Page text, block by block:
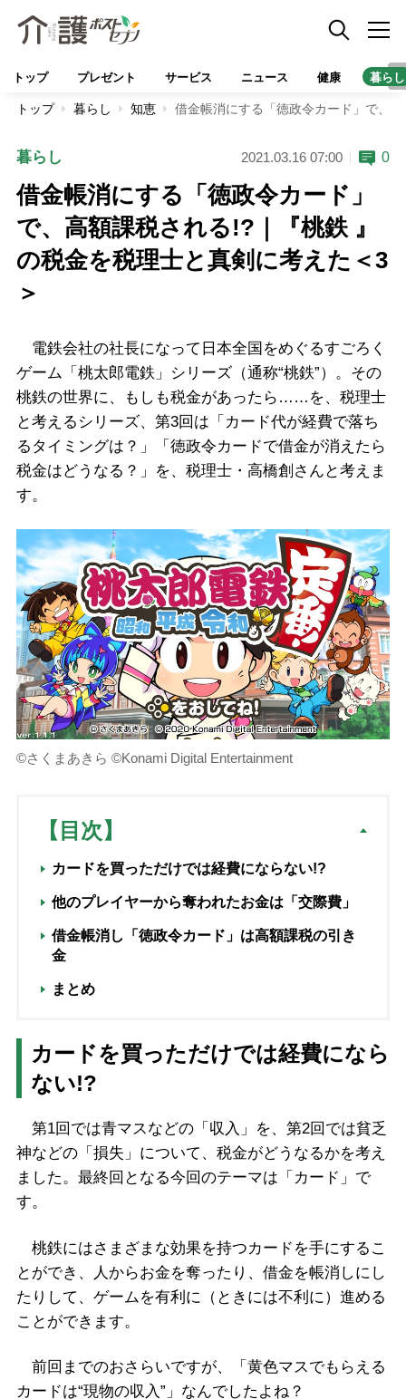
トップ プレゼント サービス ニュース 健康 暮らし
トップ 暮らし 知恵 借金帳消にする「徳政令カード」で、
暮らし 2021.03.16 07:00 0
借金帳消にする「徳政令カード」
で、高額課税される!?｜『桃鉄 』
の税金を税理士と真剣に考えた＜3
＞
電鉄会社の社長になって日本全国をめぐるすごろく
ゲーム「桃太郎電鉄」シリーズ（通称“桃鉄”）。その
桃鉄の世界に、もしも税金があったら……を、税理士
と考えるシリーズ、第3回は「カード代が経費で落ち
るタイミングは？」「徳政令カードで借金が消えたら
税金はどうなる？」を、税理士・高橋創さんと考えま
す。
©さくまあきら ©Konami Digital Entertainment
【目次】
カードを買っただけでは経費にならない!?
他のプレイヤーから奪われたお金は「交際費」
借金帳消し「徳政令カード」は高額課税の引き
金
まとめ
カードを買っただけでは経費になら
ない!?
第1回では青マスなどの「収入」を、第2回では貧乏
神などの「損失」について、税金がどうなるかを考え
ました。最終回となる今回のテーマは「カード」で
す。
桃鉄にはさまざまな効果を持つカードを手にするこ
とができ、人からお金を奪ったり、借金を帳消しにし
たりして、ゲームを有利に（ときには不利に）進める
ことができます。
前回までのおさらいですが、「黄色マスでもらえる
カードは“現物の収入”」なんでしたよね？